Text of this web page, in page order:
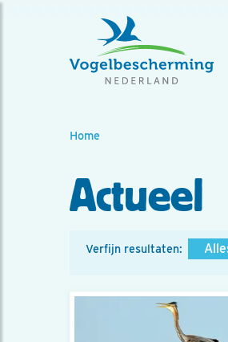
Home
Actueel
Verfijn resultaten: